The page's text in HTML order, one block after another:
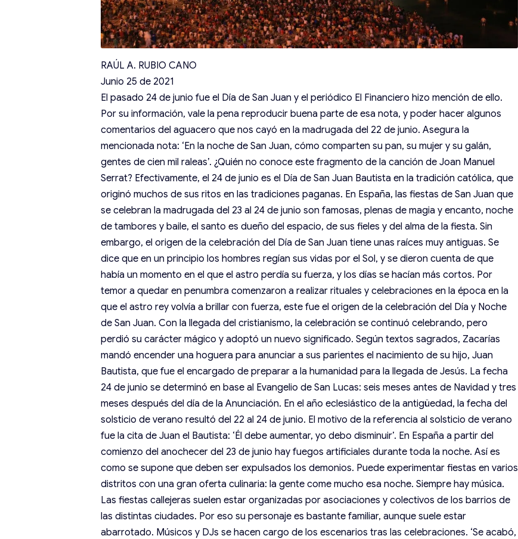
RAÚL A. RUBIO CANO
Junio 25 de 2021
El pasado 24 de junio fue el Día de San Juan y el periódico El Financiero hizo mención de ello.
Por su información, vale la pena reproducir buena parte de esa nota, y poder hacer algunos
comentarios del aguacero que nos cayó en la madrugada del 22 de junio. Asegura la
mencionada nota: ‘En la noche de San Juan, cómo comparten su pan, su mujer y su galán,
gentes de cien mil raleas’. ¿Quién no conoce este fragmento de la canción de Joan Manuel
Serrat? Efectivamente, el 24 de junio es el Día de San Juan Bautista en la tradición católica, que
originó muchos de sus ritos en las tradiciones paganas. En España, las fiestas de San Juan que
se celebran la madrugada del 23 al 24 de junio son famosas, plenas de magia y encanto, noche
de tambores y baile, el santo es dueño del espacio, de sus fieles y del alma de la fiesta. Sin
embargo, el origen de la celebración del Día de San Juan tiene unas raíces muy antiguas. Se
dice que en un principio los hombres regían sus vidas por el Sol, y se dieron cuenta de que
había un momento en el que el astro perdía su fuerza, y los días se hacían más cortos. Por
temor a quedar en penumbra comenzaron a realizar rituales y celebraciones en la época en la
que el astro rey volvía a brillar con fuerza, este fue el origen de la celebración del Día y Noche
de San Juan. Con la llegada del cristianismo, la celebración se continuó celebrando, pero
perdió su carácter mágico y adoptó un nuevo significado. Según textos sagrados, Zacarías
mandó encender una hoguera para anunciar a sus parientes el nacimiento de su hijo, Juan
Bautista, que fue el encargado de preparar a la humanidad para la llegada de Jesús. La fecha
24 de junio se determinó en base al Evangelio de San Lucas: seis meses antes de Navidad y tres
meses después del día de la Anunciación. En el año eclesiástico de la antigüedad, la fecha del
solsticio de verano resultó del 22 al 24 de junio. El motivo de la referencia al solsticio de verano
fue la cita de Juan el Bautista: ‘Él debe aumentar, yo debo disminuir’. En España a partir del
comienzo del anochecer del 23 de junio hay fuegos artificiales durante toda la noche. Así es
como se supone que deben ser expulsados los demonios. Puede experimentar fiestas en varios
distritos con una gran oferta culinaria: la gente come mucho esa noche. Siempre hay música.
Las fiestas callejeras suelen estar organizadas por asociaciones y colectivos de los barrios de
las distintas ciudades. Por eso su personaje es bastante familiar, aunque suele estar
abarrotado. Músicos y DJs se hacen cargo de los escenarios tras las celebraciones. ‘Se acabó,